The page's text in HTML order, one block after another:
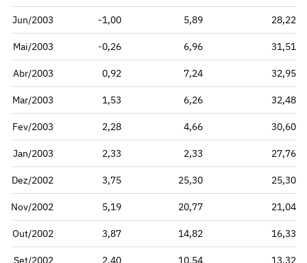
Jun/2003 -1,00 5,89 28,22
Mai/2003 -0,26 6,96 31,51
Abr/2003 0,92 7,24 32,95
Mar/2003 1,53 6,26 32,48
Fev/2003 2,28 4,66 30,60
Jan/2003 2,33 2,33 27,76
Dez/2002 3,75 25,30 25,30
Nov/2002 5,19 20,77 21,04
Out/2002 3,87 14,82 16,33
Set/2002 2,40 10,54 13,32